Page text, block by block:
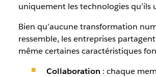
uniquement les technologies qu’ils
Bien qu’aucune transformation
ressemble, les entreprises
même certaines caractéristiques
Collaboration : chaque